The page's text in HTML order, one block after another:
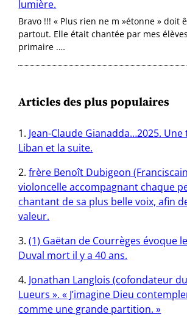
lumière.
Bravo !!! « Plus rien ne m »étonne » doit
partout. Elle était chantée par mes
primaire .…
Articles des plus populaires
Jean-Claude Gianadda…2025.
Liban et la suite.
frère Benoît Dubigeon
violoncelle accompagnant chaque
chantant de sa plus belle voix, afin
valeur.
(1) Gaëtan de Courrèges évoque
Duval mort il y a 40 ans.
Jonathan Langlois (cofondateur
Lueurs ». « J’imagine Dieu
comme une grande partition. »